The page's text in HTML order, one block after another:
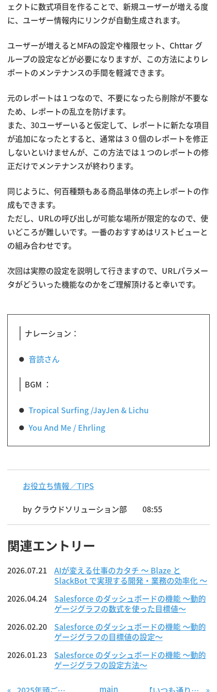
ェクトに数式項目を作ることで、新規ユーザーが増える度
に、ユーザー情報内にリンクが自動生成されます。
ユーザーが増えるとMFAの設定や権限セット、Chttar グ
ループの設定などが必要になりますが、この方法によりレ
ポートのメンテナンスの手間を軽減できます。
元のレポートは１つなので、不要になったら削除が不要な
ため、レポートの乱立を防げます。
また、30ユーザーいると仮定して、レポートに新たな項目
が追加になったとすると、通常は３０個のレポートを修正
しないといけませんが、この方法では１つのレポートの修
正だけでメンテナンスが終わります。
同じように、何百種類もある商品単体の売上レポートの作
成もできます。
ただし、URLの呼び出しが可能な場所が限定的なので、使
いどころが難しいです。一番のおすすめはリストビューと
の組み合わせです。
次回は実際の設定を説明して行きますので、URLパラメー
タがどういった機能なのかをご理解頂けると幸いです。
ナレーション：
音読さん
BGM ：
Tropical Surfing /JayJen & Lichu
You And Me / Ehrling
お役立ち情報／TIPS
by クラウドソリューション部 08:55
関連エントリー
2026.07.21
AIが変える仕事のカタチ ～ Blaze と
SlackBot で実現する開発・業務の効率化 ～
2026.04.24
Salesforce のダッシュボードの機能 〜動的
ゲージグラフの数式を使った目標値〜
2026.02.20
Salesforce のダッシュボードの機能 〜動的
ゲージグラフの目標値の設定〜
2026.01.23
Salesforce のダッシュボードの機能 〜動的
ゲージグラフの設定方法〜
« main »